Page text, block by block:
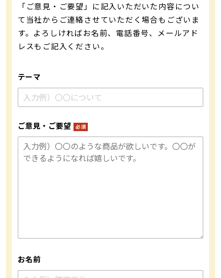
「ご意見・ご要望」に記入いただいた内容につい
て当社からご連絡させていただく場合もございま
す。よろしければお名前、電話番号、メールアド
レスもご記入ください。
テーマ
ご意見・ご要望 必須
お名前